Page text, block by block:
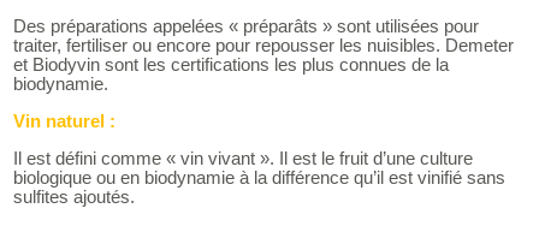
Des préparations appelées « préparâts » sont utilisées pour
traiter, fertiliser ou encore pour repousser les nuisibles. Demeter
et Biodyvin sont les certifications les plus connues de la
biodynamie.
Vin naturel :
Il est défini comme « vin vivant ». Il est le fruit d’une culture
biologique ou en biodynamie à la différence qu’il est vinifié sans
sulfites ajoutés.